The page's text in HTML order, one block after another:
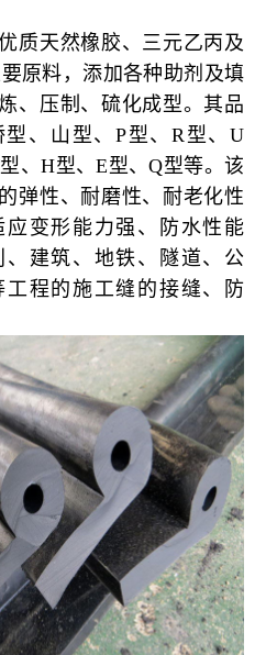
质天然橡胶、三元乙丙及
原料，添加各种助剂及填
、压制、硫化成型。其品
、山型、P型、R型、U
、H型、E型、Q型等。该
弹性、耐磨性、耐老化性
变形能力强、防水性能
建筑、地铁、隧道、公
程的施工缝的接缝、防